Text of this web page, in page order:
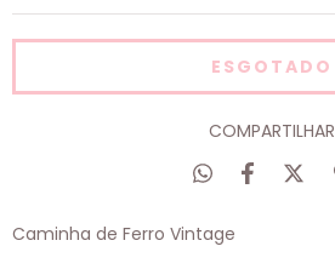
COMPARTILHAR
Caminha de Ferro Vintage